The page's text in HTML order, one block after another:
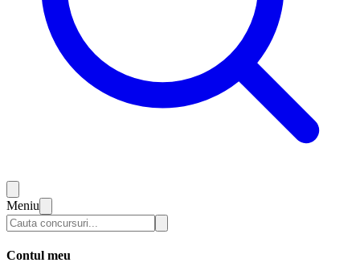
Meniu
Contul meu